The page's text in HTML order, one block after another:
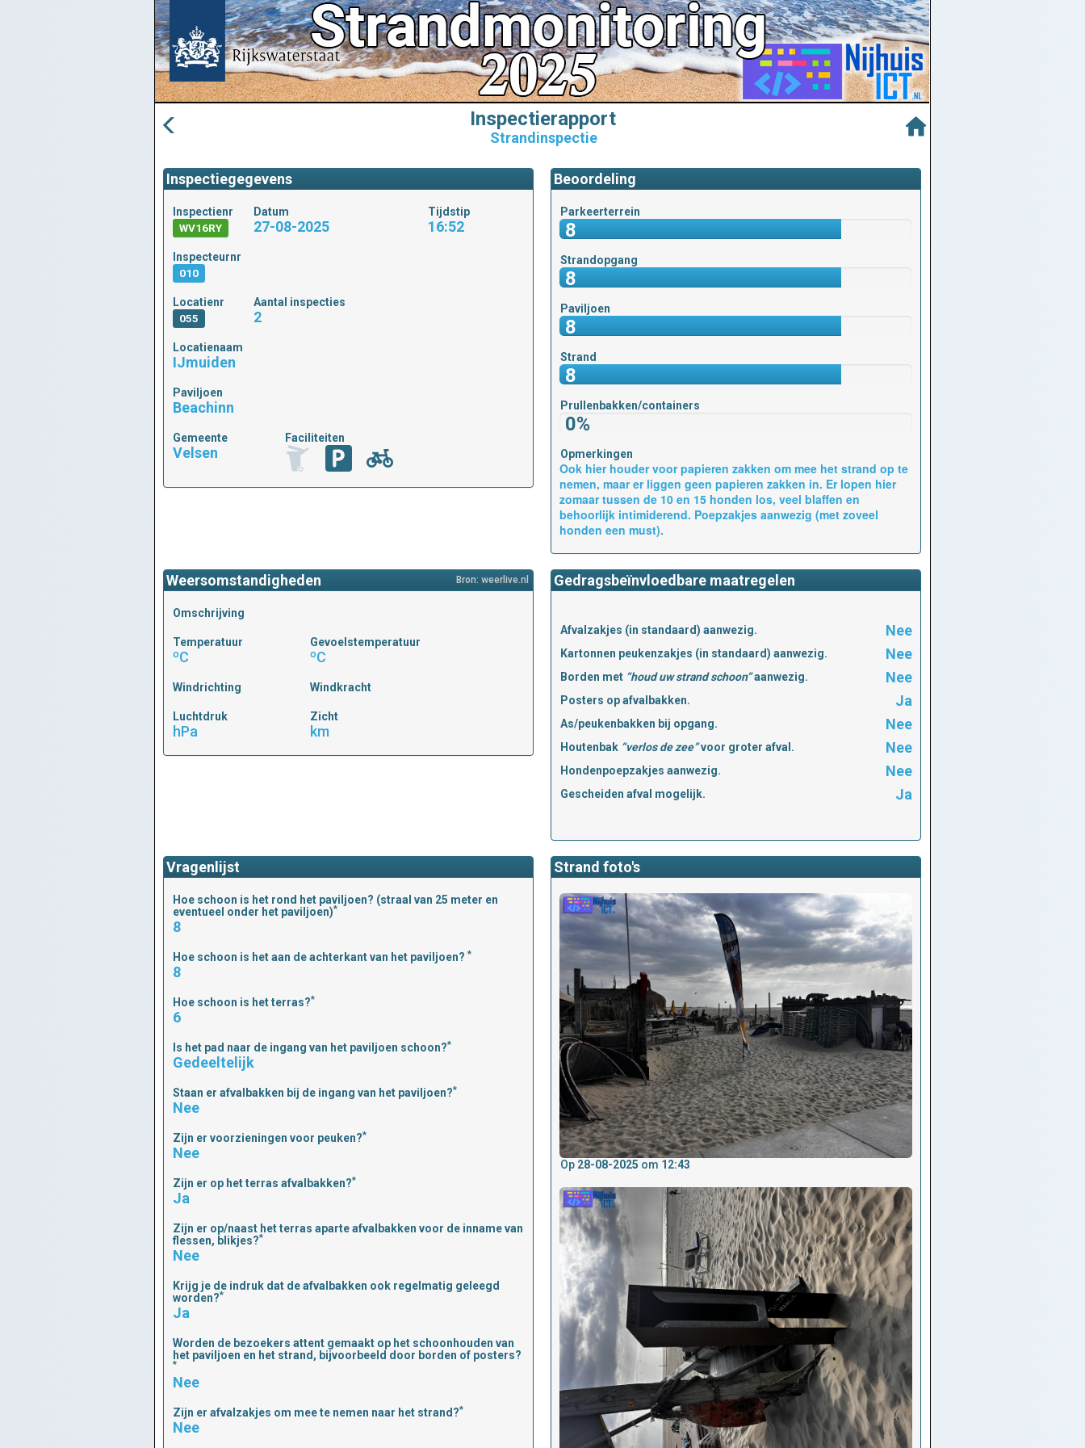
Inspectierapport
Strandinspectie
Inspectiegegevens
Inspectienr
WV16RY
Datum
27-08-2025
Tijdstip
16:52
Inspecteurnr
010
Locatienr
055
Aantal inspecties
2
Locatienaam
IJmuiden
Paviljoen
Beachinn
Gemeente
Velsen
Faciliteiten
Beoordeling
Parkeerterrein
8
Strandopgang
8
Paviljoen
8
Strand
8
Prullenbakken/containers
0%
Opmerkingen
Ook hier houder voor papieren zakken om mee het strand op te
nemen, maar er liggen geen papieren zakken in. Er lopen hier
zomaar tussen de 10 en 15 honden los, veel blaffen en
behoorlijk intimiderend. Poepzakjes aanwezig (met zoveel
honden een must).
Weersomstandigheden Bron: weerlive.nl
Omschrijving
Temperatuur
ºC
Gevoelstemperatuur
ºC
Windrichting Windkracht
Luchtdruk
hPa
Zicht
km
Gedragsbeïnvloedbare maatregelen
Afvalzakjes (in standaard) aanwezig. Nee
Kartonnen peukenzakjes (in standaard) aanwezig. Nee
Borden met “houd uw strand schoon”aanwezig. Nee
Posters op afvalbakken. Ja
As/peukenbakken bij opgang. Nee
Houtenbak “verlos de zee”voor groter afval. Nee
Hondenpoepzakjes aanwezig. Nee
Gescheiden afval mogelijk. Ja
Vragenlijst
Hoe schoon is het rond het paviljoen? (straal van 25 meter en
eventueel onder het paviljoen)*
8
Hoe schoon is het aan de achterkant van het paviljoen? *
8
Hoe schoon is het terras?*
6
Is het pad naar de ingang van het paviljoen schoon?*
Gedeeltelijk
Staan er afvalbakken bij de ingang van het paviljoen?*
Nee
Zijn er voorzieningen voor peuken?*
Nee
Zijn er op het terras afvalbakken?*
Ja
Zijn er op/naast het terras aparte afvalbakken voor de inname van
flessen, blikjes?*
Nee
Krijg je de indruk dat de afvalbakken ook regelmatig geleegd
worden?*
Ja
Worden de bezoekers attent gemaakt op het schoonhouden van
het paviljoen en het strand, bijvoorbeeld door borden of posters?
*
Nee
Zijn er afvalzakjes om mee te nemen naar het strand?*
Nee
Strand foto's
Op 28-08-2025 om 12:43